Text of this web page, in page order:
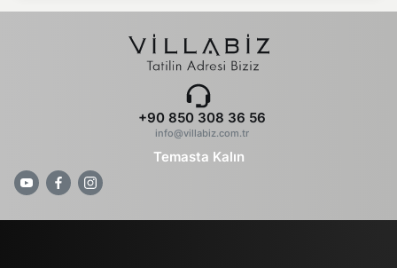
+90 850 308 36 56
info@villabiz.com.tr
Temasta Kalın